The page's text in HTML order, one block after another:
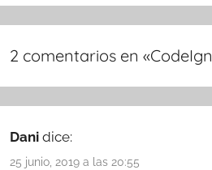
2 comentarios en «
Dani dice:
25 junio, 2019 a las 20:55